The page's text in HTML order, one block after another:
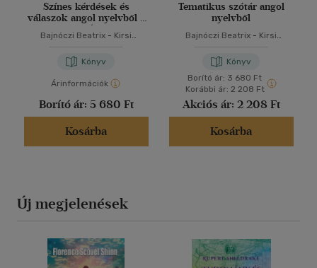
Színes kérdések és
válaszok angol nyelvből -
C1 szint (online
hanganyaggal)
Bajnóczi Beatrix - Kirsi
Könyv
Árinformációk
Borító ár: 5 680 Ft
Kosárba
Tematikus szótár angol
nyelvből
Bajnóczi Beatrix - Kirsi
Könyv
Borító ár: 3 680 Ft
Korábbi ár: 2 208 Ft
Akciós ár: 2 208 Ft
Kosárba
Új megjelenések